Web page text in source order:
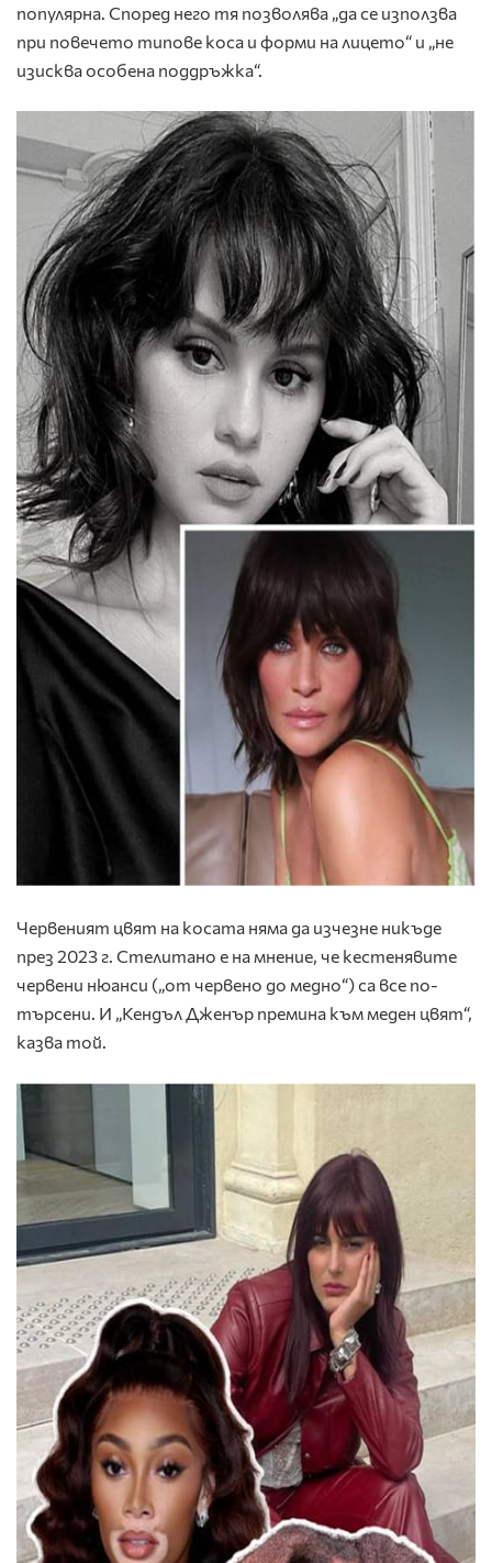
популярна. Според него тя позволява „да се използва
при повечето типове коса и форми на лицето“ и „не
изисква особена поддръжка“.
Червеният цвят на косата няма да изчезне никъде
през 2023 г. Стелитано е на мнение, че кестенявите
червени нюанси („от червено до медно“) са все по-
търсени. И „Кендъл Дженър премина към меден цвят“,
казва той.